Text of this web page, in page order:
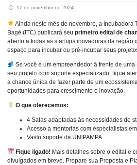
17 de novembro de 2024
Ainda neste mês de novembro, a Incubadora
Bagé (ITC) publicará seu primeiro edital de
aberto a todas as startups inovadoras da região
espaço para incubar ou pré-incubar seus
Se você é um empreendedor à frente de
seu projeto com suporte especializado, fique
a chance única de fazer parte de um
oportunidades para crescimento e inovação.
O que oferecemos:
4 Salas adaptadas às necessidades de
Acesso a mentorias com especialistas
Vasto suporte da UNIPAMPA .
Fique ligado! Mais detalhes sobre o edital e
divulgados em breve. Prepare sua Proposta e